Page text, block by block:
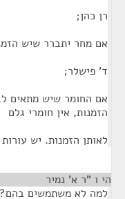
רן כהן;
אם מחר יתברר שיש
ד' פישלר;
אם החומר שיש מתאים
הזמנות, אין חומרי גלם
לאותן הזמנות. יש
הי ו "ר א' נמיר
למה לא משתמשים בהם?